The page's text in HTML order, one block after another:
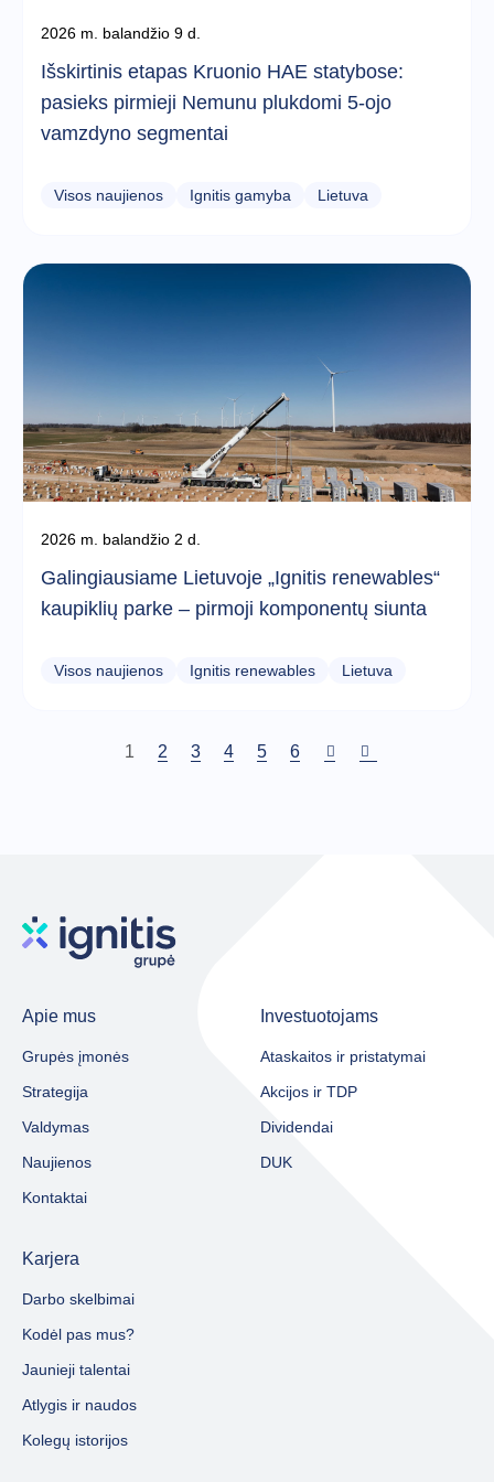
2026 m. balandžio 9 d.
Išskirtinis etapas Kruonio HAE statybose:
pasieks pirmieji Nemunu plukdomi 5-ojo
vamzdyno segmentai
Visos naujienos Ignitis gamyba Lietuva
2026 m. balandžio 2 d.
Galingiausiame Lietuvoje „Ignitis renewables“
kaupiklių parke – pirmoji komponentų siunta
Visos naujienos Ignitis renewables Lietuva
Dabartinis
1 Puslapis
2 Puslapis
3 Puslapis
4 Puslapis
5 Puslapis
6
Apie mus
Grupės įmonės
Strategija
Valdymas
Naujienos
Kontaktai
Investuotojams
Ataskaitos ir pristatymai
Akcijos ir TDP
Dividendai
DUK
Karjera
Darbo skelbimai
Kodėl pas mus?
Jaunieji talentai
Atlygis ir naudos
Kolegų istorijos